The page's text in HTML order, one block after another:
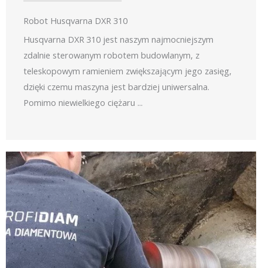
Robot Husqvarna DXR 310
Husqvarna DXR 310 jest naszym najmocniejszym
zdalnie sterowanym robotem budowlanym, z
teleskopowym ramieniem zwiększającym jego zasięg,
dzięki czemu maszyna jest bardziej uniwersalna.
Pomimo niewielkiego ciężaru ...